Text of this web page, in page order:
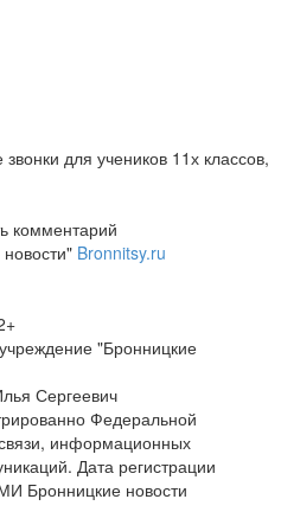
для учеников 11х классов,
комментарий
Bronnitsy.ru
"Бронницкие
Сергеевич
Федеральной
информационных
Дата регистрации
Бронницкие новости